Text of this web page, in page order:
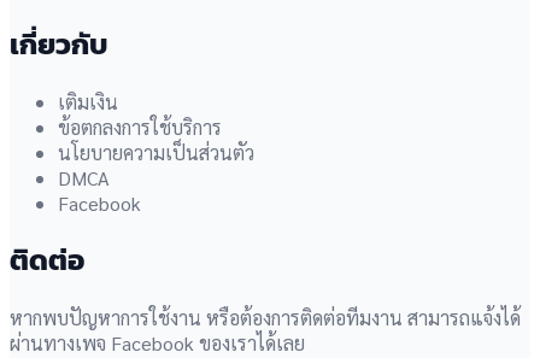
เกี่ยวกับ
เติมเงิน
ข้อตกลงการใช้บริการ
นโยบายความเป็นส่วนตัว
DMCA
Facebook
ติดต่อ
หากพบปัญหาการใช้งาน หรือต้องการติดต่อทีมงาน สามารถแจ้งได้
ผ่านทางเพจ Facebook ของเราได้เลย